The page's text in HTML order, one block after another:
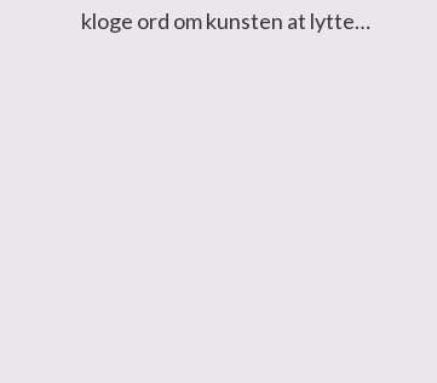
kloge ord om kunsten at lytte…